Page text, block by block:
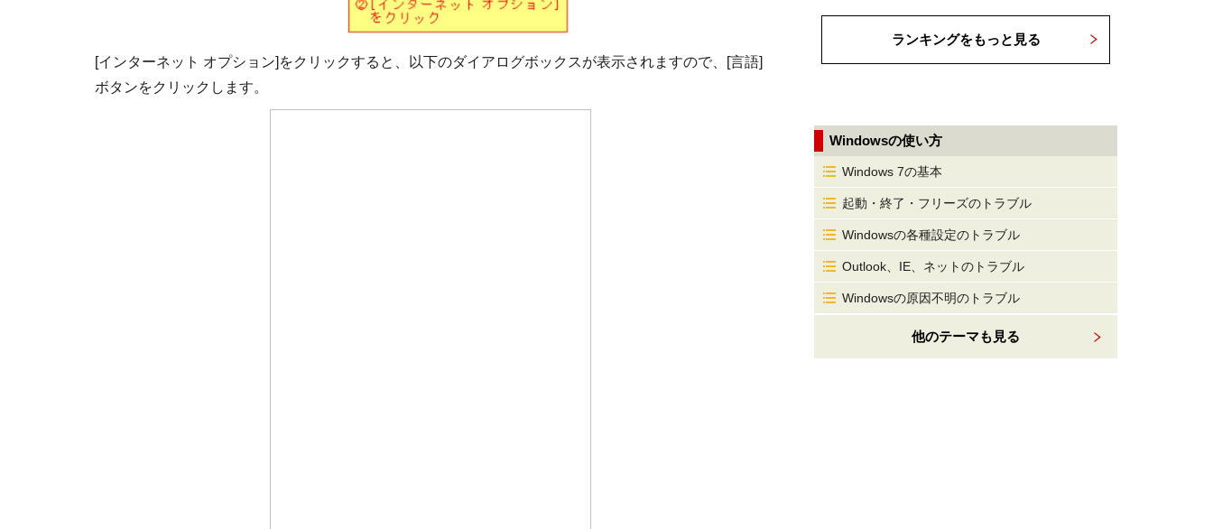
[インターネット オプション]をクリックすると、以下のダイアログボックスが表示されますので、[言語]
ボタンをクリックします。
ランキングをもっと見る
Windowsの使い方
Windows 7の基本
起動・終了・フリーズのトラブル
Windowsの各種設定のトラブル
Outlook、IE、ネットのトラブル
Windowsの原因不明のトラブル
他のテーマも見る